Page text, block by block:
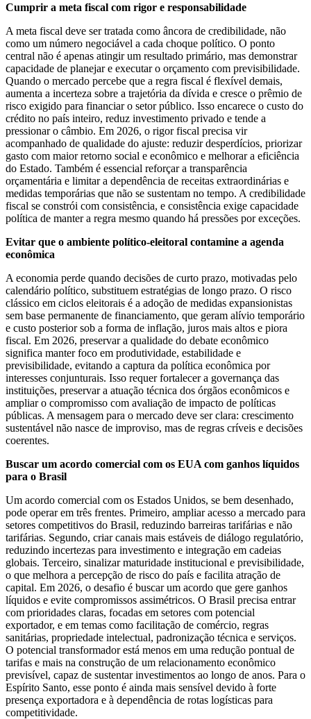
Cumprir a meta fiscal com rigor e responsabilidade
A meta fiscal deve ser tratada como âncora de credibilidade, não
como um número negociável a cada choque político. O ponto
central não é apenas atingir um resultado primário, mas demonstrar
capacidade de planejar e executar o orçamento com previsibilidade.
Quando o mercado percebe que a regra fiscal é flexível demais,
aumenta a incerteza sobre a trajetória da dívida e cresce o prêmio de
risco exigido para financiar o setor público. Isso encarece o custo do
crédito no país inteiro, reduz investimento privado e tende a
pressionar o câmbio. Em 2026, o rigor fiscal precisa vir
acompanhado de qualidade do ajuste: reduzir desperdícios, priorizar
gasto com maior retorno social e econômico e melhorar a eficiência
do Estado. Também é essencial reforçar a transparência
orçamentária e limitar a dependência de receitas extraordinárias e
medidas temporárias que não se sustentam no tempo. A credibilidade
fiscal se constrói com consistência, e consistência exige capacidade
política de manter a regra mesmo quando há pressões por exceções.
Evitar que o ambiente político-eleitoral contamine a agenda
econômica
A economia perde quando decisões de curto prazo, motivadas pelo
calendário político, substituem estratégias de longo prazo. O risco
clássico em ciclos eleitorais é a adoção de medidas expansionistas
sem base permanente de financiamento, que geram alívio temporário
e custo posterior sob a forma de inflação, juros mais altos e piora
fiscal. Em 2026, preservar a qualidade do debate econômico
significa manter foco em produtividade, estabilidade e
previsibilidade, evitando a captura da política econômica por
interesses conjunturais. Isso requer fortalecer a governança das
instituições, preservar a atuação técnica dos órgãos econômicos e
ampliar o compromisso com avaliação de impacto de políticas
públicas. A mensagem para o mercado deve ser clara: crescimento
sustentável não nasce de improviso, mas de regras críveis e decisões
coerentes.
Buscar um acordo comercial com os EUA com ganhos líquidos
para o Brasil
Um acordo comercial com os Estados Unidos, se bem desenhado,
pode operar em três frentes. Primeiro, ampliar acesso a mercado para
setores competitivos do Brasil, reduzindo barreiras tarifárias e não
tarifárias. Segundo, criar canais mais estáveis de diálogo regulatório,
reduzindo incertezas para investimento e integração em cadeias
globais. Terceiro, sinalizar maturidade institucional e previsibilidade,
o que melhora a percepção de risco do país e facilita atração de
capital. Em 2026, o desafio é buscar um acordo que gere ganhos
líquidos e evite compromissos assimétricos. O Brasil precisa entrar
com prioridades claras, focadas em setores com potencial
exportador, e em temas como facilitação de comércio, regras
sanitárias, propriedade intelectual, padronização técnica e serviços.
O potencial transformador está menos em uma redução pontual de
tarifas e mais na construção de um relacionamento econômico
previsível, capaz de sustentar investimentos ao longo de anos. Para o
Espírito Santo, esse ponto é ainda mais sensível devido à forte
presença exportadora e à dependência de rotas logísticas para
competitividade.